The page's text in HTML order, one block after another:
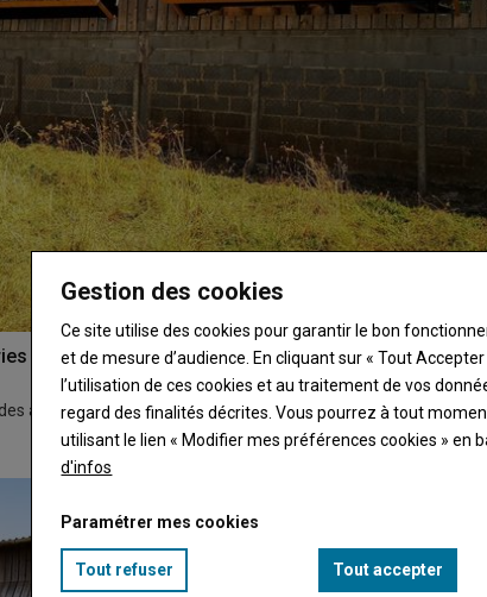
animaux qui réduit la température ressentie. En ouvrant
Gestion des cookies
Ce site utilise des cookies pour garantir le bon
et de mesure d’audience. En cliquant sur « Tout
l’utilisation de ces cookies et au traitement de vos
regard des finalités décrites. Vous pourrez à tout
utilisant le lien « Modifier mes préférences cookies » en
d'infos
Paramétrer mes cookies
Tout refuser Tout accepter